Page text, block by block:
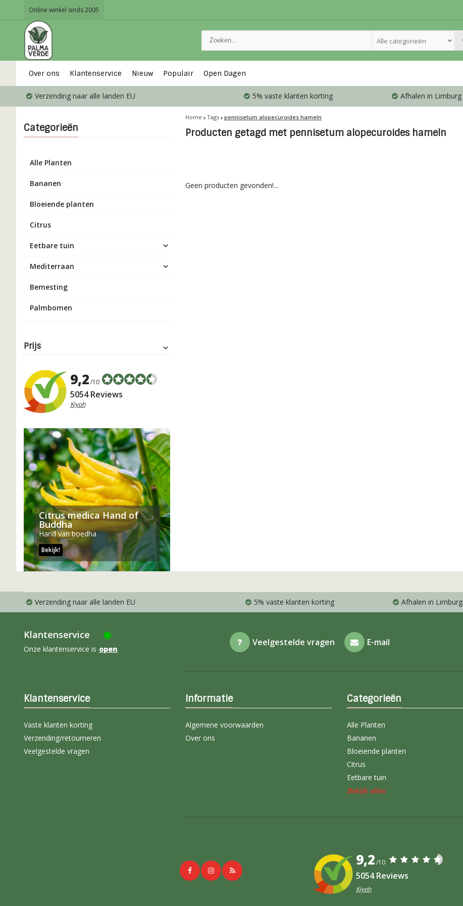
Online winkel sinds 2005
Alle categorieën
Over ons Klantenservice Nieuw Populair Open Dagen
Verzending naar alle landen EU 5% vaste klanten korting Afhalen in Limburg
Categorieën
Alle Planten
Bananen
Bloeiende planten
Citrus
Eetbare tuin
Mediterraan
Bemesting
Palmbomen
Prijs
9,2/10
5054 Reviews
Kiyoh
Citrus medica Hand of
Buddha
Hand van boedha
Bekijk!
Home Tags pennisetum alopecuroides hameln
Producten getagd met pennisetum alopecuroides hameln
Geen producten gevonden!...
Verzending naar alle landen EU 5% vaste klanten korting Afhalen in Limburg
Klantenservice
Onze klantenservice is open
Veelgestelde vragen E-mail
Klantenservice
Vaste klanten korting
Verzending/retourneren
Veelgestelde vragen
Informatie
Algemene voorwaarden
Over ons
Categorieën
Alle Planten
Bananen
Bloeiende planten
Citrus
Eetbare tuin
Bekijk alles
9,2/10
5054 Reviews
Kiyoh